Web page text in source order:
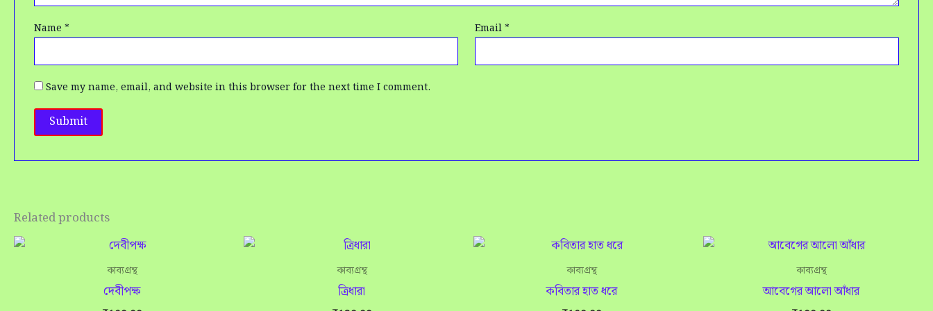
Name* Email*
Save my name, email, and website in this browser for the next time I comment.
Related products
কাব্যগ্রন্থ
দেবীপক্ষ
কাব্যগ্রন্থ
ত্রিধারা
কাব্যগ্রন্থ
কবিতার হাত ধরে
কাব্যগ্রন্থ
আবেগের আলো আঁধার